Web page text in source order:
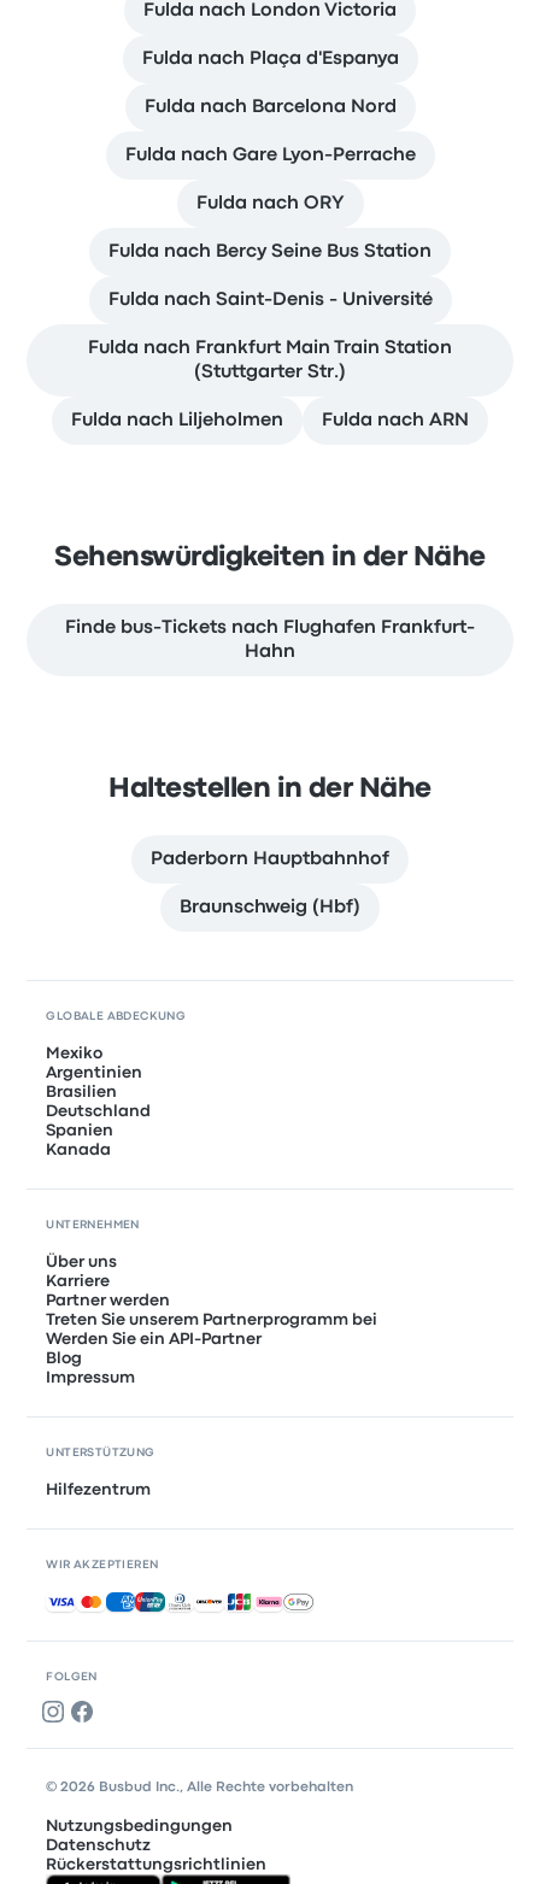
Fulda nach London Victoria
Fulda nach Plaça d'Espanya
Fulda nach Barcelona Nord
Fulda nach Gare Lyon-Perrache
Fulda nach ORY
Fulda nach Bercy Seine Bus Station
Fulda nach Saint-Denis - Université
Fulda nach Frankfurt Main Train Station
(Stuttgarter Str.)
Fulda nach Liljeholmen Fulda nach ARN
Sehenswürdigkeiten in der Nähe
Finde bus-Tickets nach Flughafen Frankfurt-
Hahn
Haltestellen in der Nähe
Paderborn Hauptbahnhof
Braunschweig (Hbf)
FOLGEN
GLOBALE ABDECKUNG
Mexiko
Argentinien
Brasilien
Deutschland
Spanien
Kanada
UNTERNEHMEN
Über uns
Karriere
Partner werden
Treten Sie unserem Partnerprogramm bei
Werden Sie ein API-Partner
Blog
Impressum
UNTERSTÜTZUNG
Hilfezentrum
WIR AKZEPTIEREN
Akzeptierte Zahlungsmethoden
© 2026 Busbud Inc., Alle Rechte vorbehalten
Nutzungsbedingungen
Datenschutz
Rückerstattungsrichtlinien